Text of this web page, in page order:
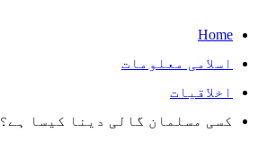
Home
اسلامی معلومات
اخلاقیات
کسی مسلمان گالی دینا کیسا ہے؟